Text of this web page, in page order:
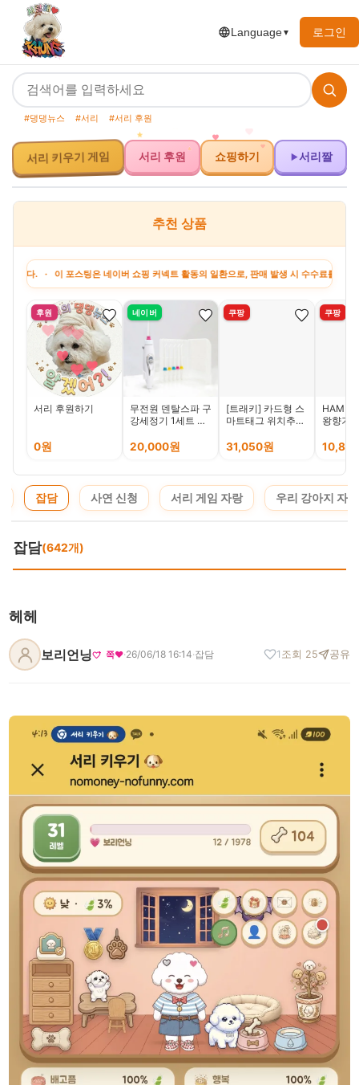
Language▼ 로그인
#댕댕뉴스 #서리 #서리 후원
서리 키우기 게임 서리 후원 쇼핑하기 서리짤
추천 상품
이 포스팅은 네이버 쇼핑 커넥트 활동의 일환으로, 판매 발생 시 수수료를 제공받습
후원
서리 후원하기
0원
네이버
무전원 덴탈스파 구
강세정기 1세트 직
치간세정기
20,000원
쿠팡
[트래키] 카드형 스
마트태그 위치추적
안드로이드 스마트
태그
31,050원
쿠팡
HAMIL
왕향기
잡담 사연 신청 서리 게임 자랑 우리 강아지 자랑
잡담(642개)
헤헤
보리언닝 쪽❤️·26/06/18 16:14·잡담 1 조회 25 공유